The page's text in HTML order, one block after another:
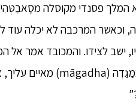
המלך פסנדי מקוסלה
וכאשר המרכבה לא יכלה עוד
ישב לצידו. והמכובד אמר